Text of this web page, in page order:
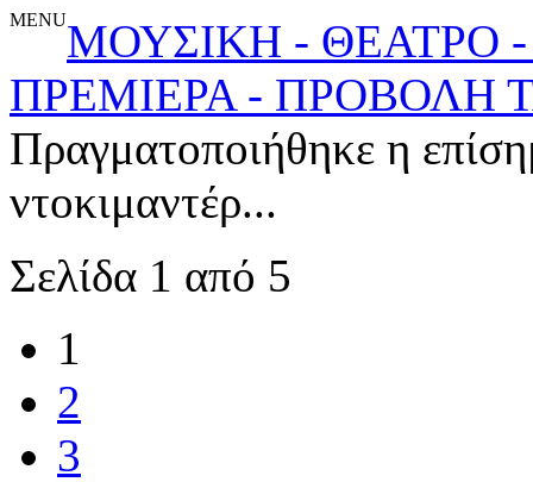
MENUΜΟΥΣΙΚΗ - ΘΕΑΤΡΟ
ΠΡΕΜΙΕΡΑ - ΠΡΟΒΟΛΗ
Πραγματοποιήθηκε η
ντοκιμαντέρ...
Σελίδα 1 από 5
1
2
3